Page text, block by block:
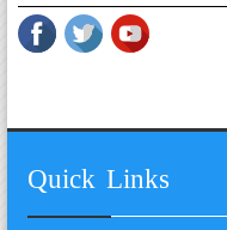
Quick Links